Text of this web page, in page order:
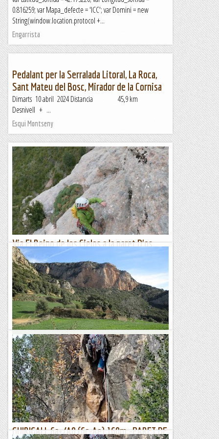
0.816259; var Mapa_defecte = 'ICC'; var Domini = new
String(window.location.protocol +...
Engarrista
Pedalant per la Serralada Litoral, La Roca,
Sant Mateu del Bosc, Mirador de la Cornisa
Dimarts 10 abril 2024 Distancia 45,9 km
Desnivell + ...
Esqui Montseny
Via El Reino de los Cielos a la paret D'os
Güeis
Al famós Castell de Loarre es va filmar el 2005 la pelicula "El
reino de los cielos". Nom que dona titol aquesta bonica i
tranquila vieta.Nosaltres com som per la...
Les altres vies...
Itziar a la Paret del Temps.
Després de la tempesta ve la calma i, després de la mona ve
el mono. Així, que amb reserves suficients per passar una
setmana, he anat a la tranquila paret del Temps a...
Romàntic Guerrer
GUIRIGALL 6a+/A0 (6c-Ae) 160m.-PARET DE